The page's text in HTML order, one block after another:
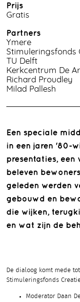
Prijs
Gratis
Partners
Ymere
Stimuleringsfonds
TU Delft
Kerkcentrum De
Richard Proudley
Milad Pallesh
Een speciale
in een jaren '80-
presentaties, een
beleven
geleden werden
gebouwd en
die wijken,
en wat zijn de
De dialoog komt mede
Stimuleringsfonds
Moderator Daan